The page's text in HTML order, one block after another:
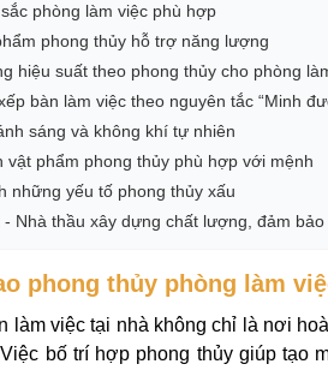
phòng làm việc phù hợp
phong thủy hỗ trợ năng lượng
hiệu suất theo phong thủy cho phòng
bàn làm việc theo nguyên tắc “Minh
sáng và không khí tự nhiên
vật phẩm phong thủy phù hợp với mệnh
những yếu tố phong thủy xấu
- Nhà thầu xây dựng chất lượng, đảm
phong thủy phòng làm
làm việc tại nhà không chỉ là nơi
bố trí hợp phong thủy giúp tạo